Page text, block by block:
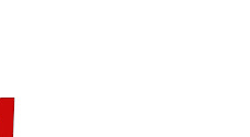
Sasar Potensi Gangguan Kamtibmas